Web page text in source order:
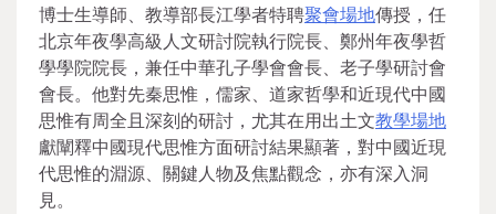
博士生導師、教導部長江學者特聘聚會場地傳授，任
北京年夜學高級人文研討院執行院長、鄭州年夜學哲
學學院院長，兼任中華孔子學會會長、老子學研討會
會長。他對先秦思惟，儒家、道家哲學和近現代中國
思惟有周全且深刻的研討，尤其在用出土文教學場地
獻闡釋中國現代思惟方面研討結果顯著，對中國近現
代思惟的淵源、關鍵人物及焦點觀念，亦有深入洞
見。